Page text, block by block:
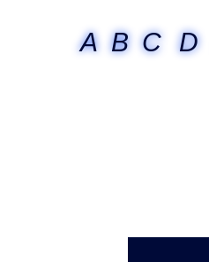
A B C D